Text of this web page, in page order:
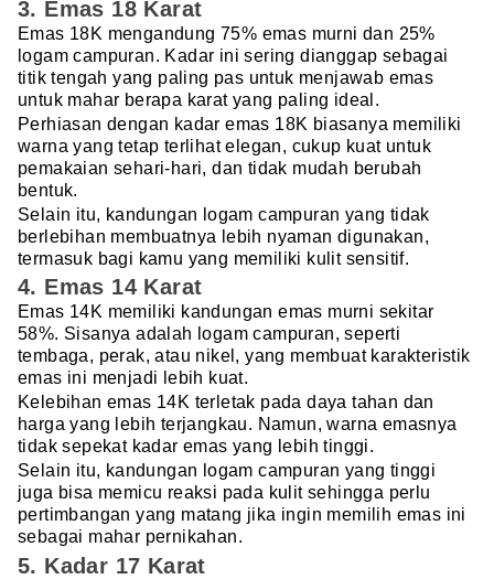
3. Emas 18 Karat
Emas 18K mengandung 75% emas murni dan 25%
logam campuran. Kadar ini sering dianggap sebagai
titik tengah yang paling pas untuk menjawab emas
untuk mahar berapa karat yang paling ideal.
Perhiasan dengan kadar emas 18K biasanya memiliki
warna yang tetap terlihat elegan, cukup kuat untuk
pemakaian sehari-hari, dan tidak mudah berubah
bentuk.
Selain itu, kandungan logam campuran yang tidak
berlebihan membuatnya lebih nyaman digunakan,
termasuk bagi kamu yang memiliki kulit sensitif.
4. Emas 14 Karat
Emas 14K memiliki kandungan emas murni sekitar
58%. Sisanya adalah logam campuran, seperti
tembaga, perak, atau nikel, yang membuat karakteristik
emas ini menjadi lebih kuat.
Kelebihan emas 14K terletak pada daya tahan dan
harga yang lebih terjangkau. Namun, warna emasnya
tidak sepekat kadar emas yang lebih tinggi.
Selain itu, kandungan logam campuran yang tinggi
juga bisa memicu reaksi pada kulit sehingga perlu
pertimbangan yang matang jika ingin memilih emas ini
sebagai mahar pernikahan.
5. Kadar 17 Karat